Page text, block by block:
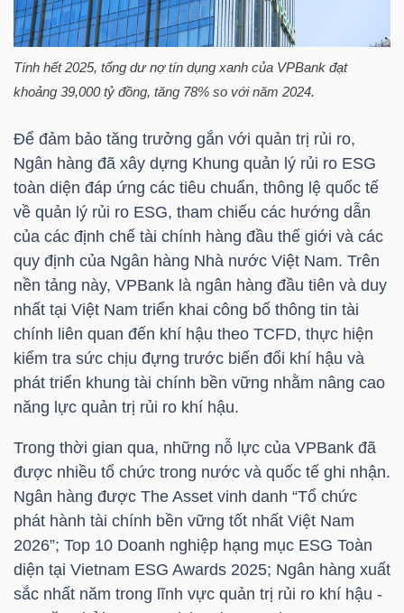
Tính hết 2025, tổng dư nợ tín dụng xanh của VPBank đạt
khoảng 39,000 tỷ đồng, tăng 78% so với năm 2024.
Để đảm bảo tăng trưởng gắn với quản trị rủi ro,
Ngân hàng đã xây dựng Khung quản lý rủi ro ESG
toàn diện đáp ứng các tiêu chuẩn, thông lệ quốc tế
về quản lý rủi ro ESG, tham chiếu các hướng dẫn
của các định chế tài chính hàng đầu thế giới và các
quy định của Ngân hàng Nhà nước Việt Nam. Trên
nền tảng này, VPBank là ngân hàng đầu tiên và duy
nhất tại Việt Nam triển khai công bố thông tin tài
chính liên quan đến khí hậu theo TCFD, thực hiện
kiểm tra sức chịu đựng trước biến đổi khí hậu và
phát triển khung tài chính bền vững nhằm nâng cao
năng lực quản trị rủi ro khí hậu.
Trong thời gian qua, những nỗ lực của VPBank đã
được nhiều tổ chức trong nước và quốc tế ghi nhận.
Ngân hàng được The Asset vinh danh “Tổ chức
phát hành tài chính bền vững tốt nhất Việt Nam
2026”; Top 10 Doanh nghiệp hạng mục ESG Toàn
diện tại Vietnam ESG Awards 2025; Ngân hàng xuất
sắc nhất năm trong lĩnh vực quản trị rủi ro khí hậu -
NĂNG
NGUYÊN
LIỆU
CÔNG
NGHIỆP
TIÊU
DÙNG
KHÔNG
THIẾT